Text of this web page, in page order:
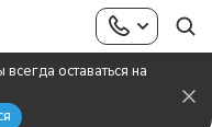
оставаться на